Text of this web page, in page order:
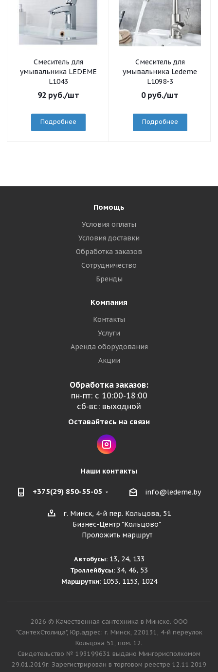
Смеситель для
умывальника LEDEME
L1043
92 руб./шт
Подробнее
Смеситель для
умывальника Ledeme
L1098-3
0руб./шт
Подробнее
Помощь
Условия оплаты
Условия доставки
Обработка заказов
Сотрудничество
Бренды
Компания
Контакты
Услуги
Аренда оборудования
Акции
Обработка заказов:
пн-пт: с 10:00-18:00
сб-вс: выходной
Оставайтесь на связи
Наши контакты
+375(29) 850-55-05 info@ledeme.by
г. Минск, 4-й пер. Кольцова, 51
Бизнес-Центр "Кольцово"
Проложить маршрут
Автобусы:13, 24, 133
Троллейбусы: 34, 46, 53
Маршрутки:1053, 1153, 1024
2026 © Качественная сантехника в Минске. ООО
"СантехСтолица", Юр.адрес: г. Минск, 220131, 4-й переулок
Кольцова 51, пом. 12.
Cвидетельство № 193199631 выдано Мингорисполкомом
29.01.2019г. Зарегистрирован в торговом реестре 12.11.2019